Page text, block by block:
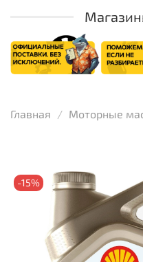
Главная Моторные
-15%